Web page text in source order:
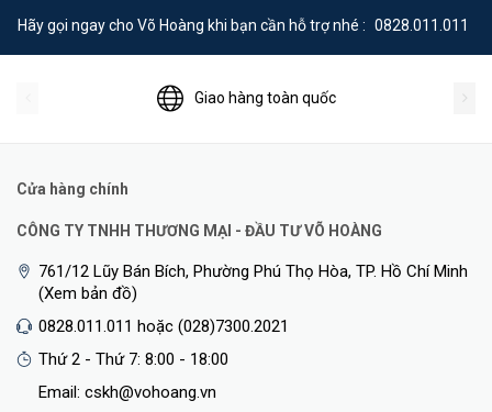
Khung đỡ ngắn và dài -tùy chọn giúp bạn linh hoạt trong việc lắp
Bảo hành
Bảo hành: 12 tháng
**Xem thêm thông tin vềUsb phát wifi
Hãy gọi ngay cho Võ Hoàng khi bạn cần hỗ trợ nhé : 0828.011.011
Giao hàng toàn quốc
Cửa hàng chính
CÔNG TY TNHH THƯƠNG MẠI - ĐẦU TƯ VÕ HOÀNG
761/12 Lũy Bán Bích, Phường Phú Thọ Hòa, TP. Hồ Chí Minh
(Xem bản đồ)
0828.011.011 hoặc (028)7300.2021
Thứ 2 - Thứ 7: 8:00 - 18:00
Email: cskh@vohoang.vn